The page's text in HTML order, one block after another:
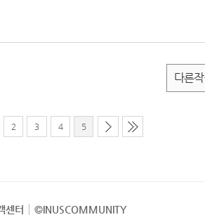
다른
2 3 4 5
센터 ©INUSCOMMUNITY